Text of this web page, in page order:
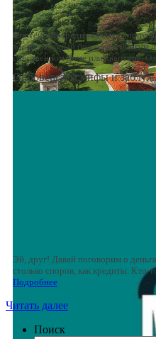
Ипотечный кредит является
жилья, который позволяет многим
собственном доме или квартире.
Опровергаем мифы и
Эй, друг! Давай поговорим о
столько споров, как кредиты. Кто-
Подробнее
Читать далее
Поиск